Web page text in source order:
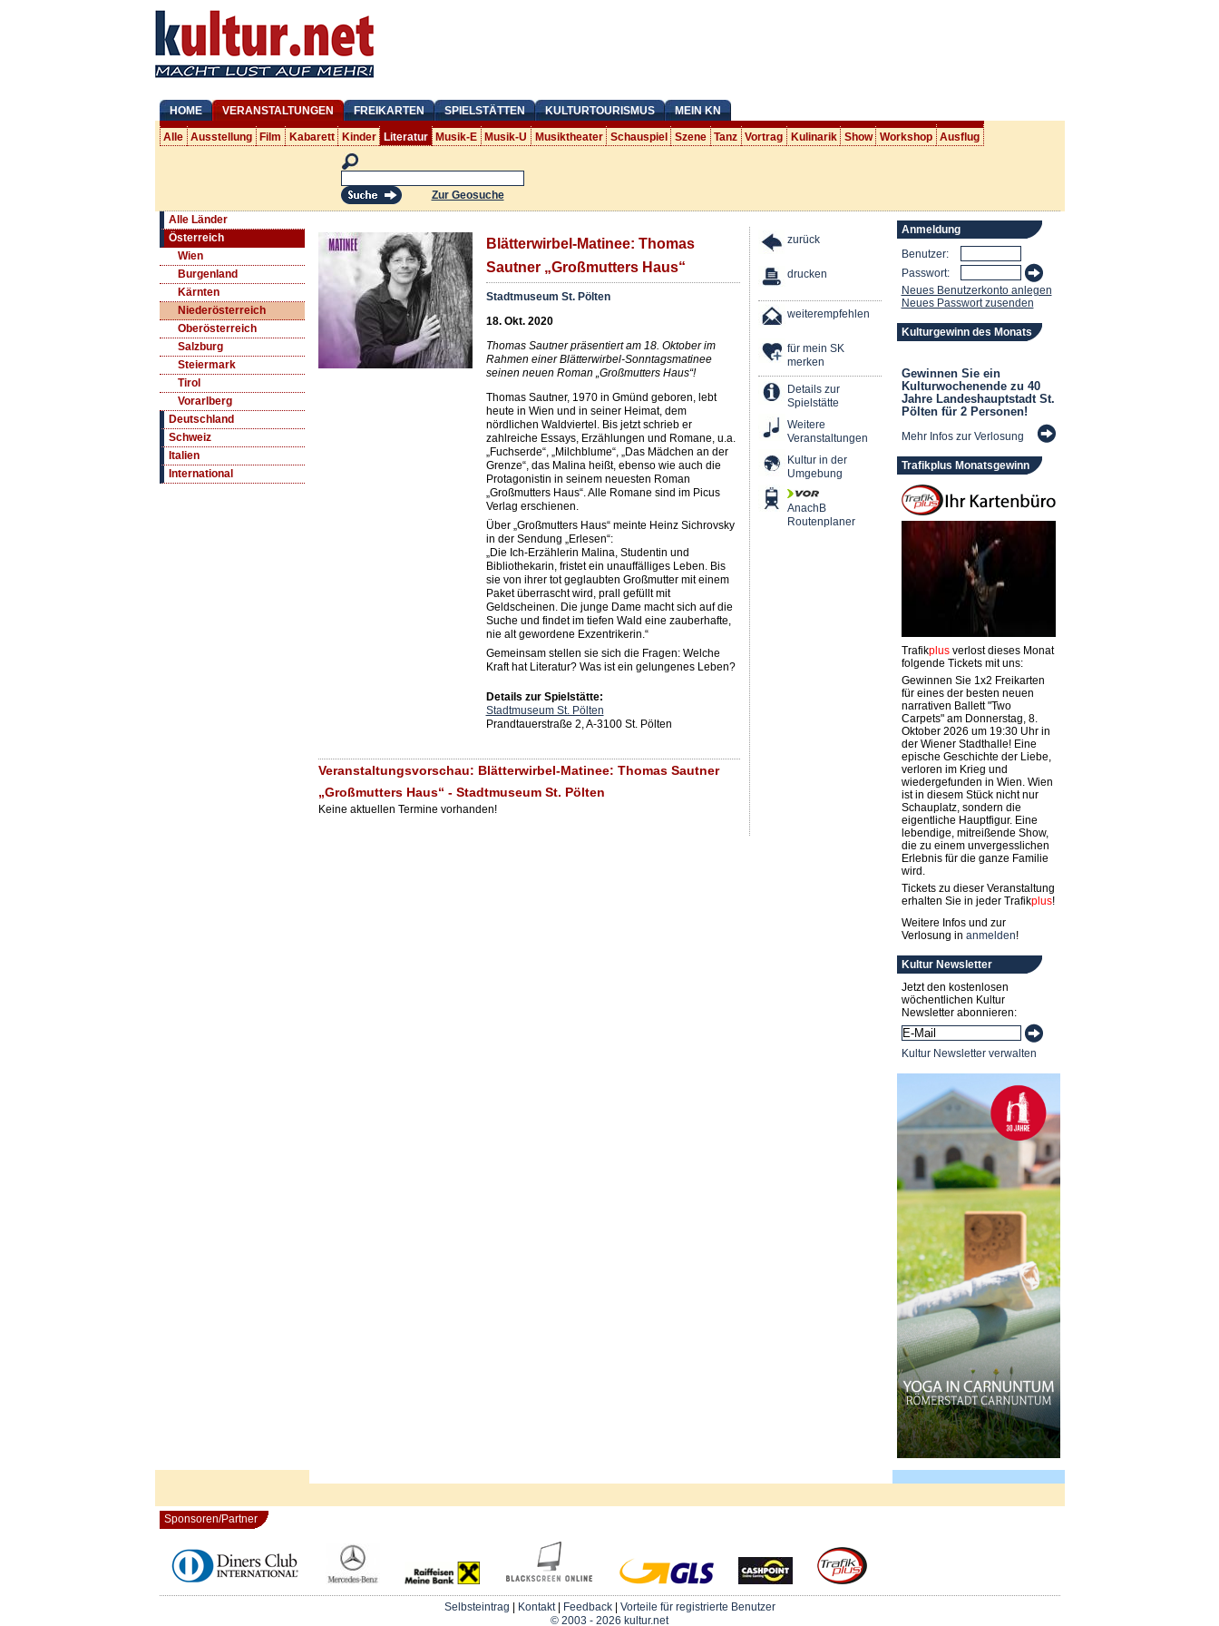
HOME VERANSTALTUNGEN FREIKARTEN SPIELSTÄTTEN KULTURTOURISMUS MEIN KN
Alle Ausstellung Film Kabarett Kinder Literatur Musik-E Musik-U Musiktheater Schauspiel Szene Tanz Vortrag Kulinarik Show Workshop Ausflug
Zur Geosuche
Alle Länder
Österreich
Wien
Burgenland
Kärnten
Niederösterreich
Oberösterreich
Salzburg
Steiermark
Tirol
Vorarlberg
Deutschland
Schweiz
Italien
International
Blätterwirbel-Matinee: Thomas
Sautner „Großmutters Haus“
Stadtmuseum St. Pölten
18. Okt. 2020
Thomas Sautner präsentiert am 18. Oktober im
Rahmen einer Blätterwirbel-Sonntagsmatinee
seinen neuen Roman „Großmutters Haus“!
Thomas Sautner, 1970 in Gmünd geboren, lebt
heute in Wien und in seiner Heimat, dem
nördlichen Waldviertel. Bis jetzt schrieb er
zahlreiche Essays, Erzählungen und Romane, u.a.
„Fuchserde“, „Milchblume“, „Das Mädchen an der
Grenze“, das Malina heißt, ebenso wie auch die
Protagonistin in seinem neuesten Roman
„Großmutters Haus“. Alle Romane sind im Picus
Verlag erschienen.
Über „Großmutters Haus“ meinte Heinz Sichrovsky
in der Sendung „Erlesen“:
„Die Ich-Erzählerin Malina, Studentin und
Bibliothekarin, fristet ein unauffälliges Leben. Bis
sie von ihrer tot geglaubten Großmutter mit einem
Paket überrascht wird, prall gefüllt mit
Geldscheinen. Die junge Dame macht sich auf die
Suche und findet im tiefen Wald eine zauberhafte,
nie alt gewordene Exzentrikerin.“
Gemeinsam stellen sie sich die Fragen: Welche
Kraft hat Literatur? Was ist ein gelungenes Leben?
Details zur Spielstätte:
Stadtmuseum St. Pölten
Prandtauerstraße 2, A-3100 St. Pölten
Veranstaltungsvorschau: Blätterwirbel-Matinee: Thomas Sautner
„Großmutters Haus“ - Stadtmuseum St. Pölten
Keine aktuellen Termine vorhanden!
zurück
drucken
weiterempfehlen
für mein SK
merken
Details zur
Spielstätte
Weitere
Veranstaltungen
Kultur in der
Umgebung
AnachB
Routenplaner
Anmeldung
Benutzer:
Passwort:
Neues Benutzerkonto anlegen
Neues Passwort zusenden
Kulturgewinn des Monats
Gewinnen Sie ein
Kulturwochenende zu 40
Jahre Landeshauptstadt St.
Pölten für 2 Personen!
Mehr Infos zur Verlosung
Trafikplus Monatsgewinn
Trafikplusverlost dieses Monat
folgende Tickets mit uns:
Gewinnen Sie 1x2 Freikarten
für eines der besten neuen
narrativen Ballett "Two
Carpets" am Donnerstag, 8.
Oktober 2026 um 19:30 Uhr in
der Wiener Stadthalle! Eine
epische Geschichte der Liebe,
verloren im Krieg und
wiedergefunden in Wien. Wien
ist in diesem Stück nicht nur
Schauplatz, sondern die
eigentliche Hauptfigur. Eine
lebendige, mitreißende Show,
die zu einem unvergesslichen
Erlebnis für die ganze Familie
wird.
Tickets zu dieser Veranstaltung
erhalten Sie in jeder Trafikplus!
Weitere Infos und zur
Verlosung in anmelden!
Kultur Newsletter
Jetzt den kostenlosen
wöchentlichen Kultur
Newsletter abonnieren:
Kultur Newsletter verwalten
Sponsoren/Partner
Selbsteintrag Kontakt| Feedback| Vorteile für registrierte Benutzer
© 2003 - 2026 kultur.net